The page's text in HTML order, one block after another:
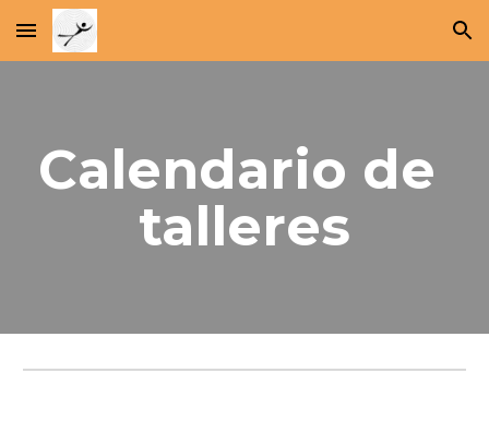
Skip to main content Skip to navigation
Calendario de
talleres